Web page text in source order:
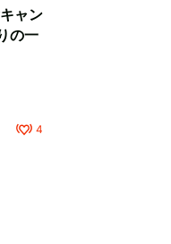
ャン
の一
4